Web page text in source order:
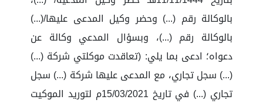
بالوكالة رقم (...) وحضر وكيل المدعى عليها/(...)
بالوكالة رقم (...)، وبسؤال المدعي وكالة عن
دعواه؛ ادعى بما يلي: (تعاقدت موكلتي شركة (...)
(...) سجل تجاري، مع المدعى عليها شركة (...) سجل
تجاري (...) في تاريخ 15/03/2021م لتوريد الموكيت